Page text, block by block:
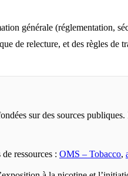
générale (réglementation,
de relecture, et des règles
sur des sources
ressources : OMS – Tobacco,